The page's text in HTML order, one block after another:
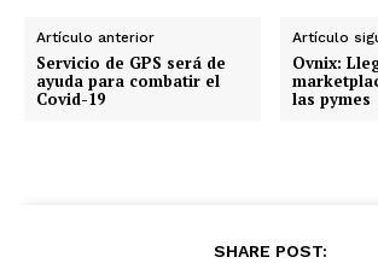
n
d
o
Artículo anterior
Servicio de GPS será de
ayuda para combatir el
Covid-19
Artículo
Ovnix:
las pymes
SHARE POST: